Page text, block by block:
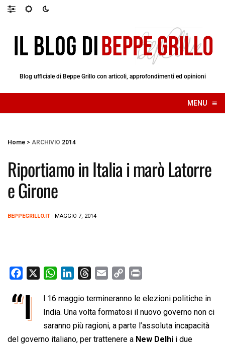
Blog ufficiale di Beppe Grillo con articoli, approfondimenti ed opinioni
MENU ≡
☰
Home > ARCHIVIO 2014
Riportiamo in Italia i marò Latorre
e Girone
BEPPEGRILLO.IT - MAGGIO 7, 2014
c
o
W
a
t
s
A
n
k
e
d
r
e
a
d
a
i
l
p
y
L
i
i
n
t
“I
l 16 maggio termineranno le elezioni politiche in
India. Una volta formatosi il nuovo governo non ci
saranno più ragioni, a parte l’assoluta incapacità
del governo italiano, per trattenere a New Delhi i due